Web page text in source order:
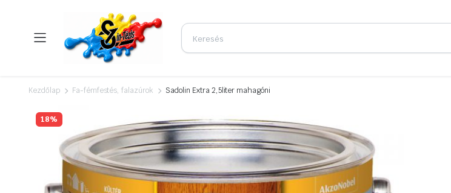
Kezdőlap Fa-fémfestés, falazúrok Sadolin Extra 2,5liter mahagóni
18%